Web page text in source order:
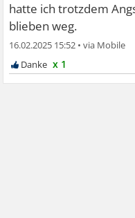
hatte ich trotzdem
blieben weg.
16.02.2025 15:52 •
x 1